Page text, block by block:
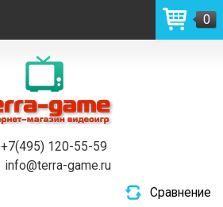
+7(495) 120-55-59
info@terra-game.ru
0
Сравнение